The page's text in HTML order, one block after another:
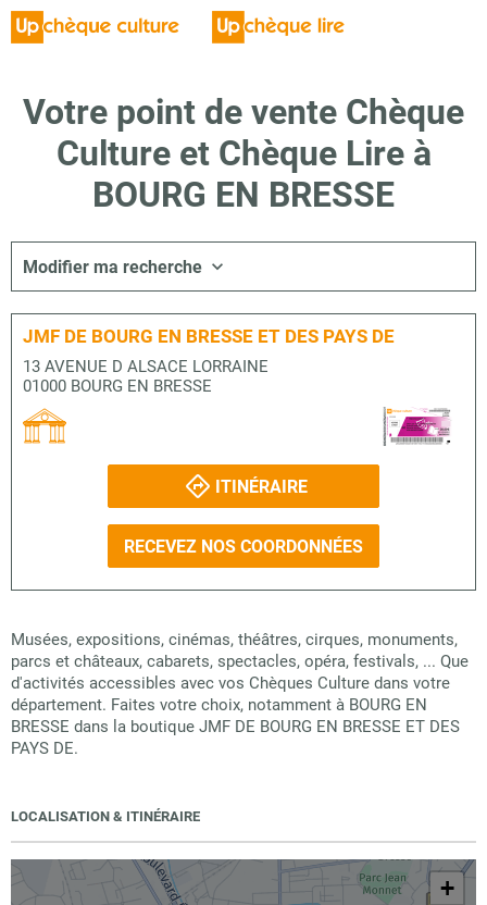
Votre point de vente Chèque
Culture et Chèque Lire à
BOURG EN BRESSE
Modifier ma recherche
JMF DE BOURG EN BRESSE ET DES PAYS DE
13 AVENUE D ALSACE LORRAINE
01000 BOURG EN BRESSE
ITINÉRAIRE
RECEVEZ NOS COORDONNÉES
Musées, expositions, cinémas, théâtres, cirques, monuments,
parcs et châteaux, cabarets, spectacles, opéra, festivals, ... Que
d'activités accessibles avec vos Chèques Culture dans votre
département. Faites votre choix, notamment à BOURG EN
BRESSE dans la boutique JMF DE BOURG EN BRESSE ET DES
PAYS DE.
LOCALISATION & ITINÉRAIRE
+